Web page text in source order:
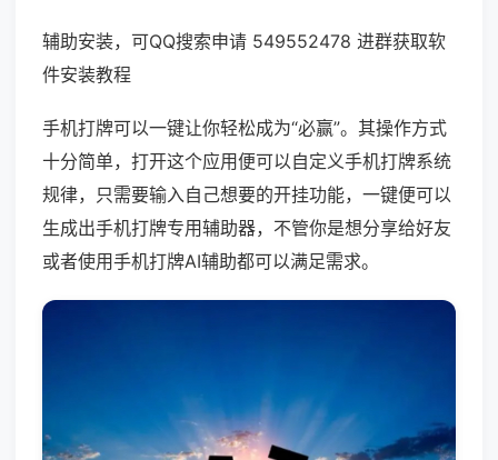
辅助安装，可QQ搜索申请 549552478 进群获取软
件安装教程
手机打牌可以一键让你轻松成为“必赢”。其操作方式
十分简单，打开这个应用便可以自定义手机打牌系统
规律，只需要输入自己想要的开挂功能，一键便可以
生成出手机打牌专用辅助器，不管你是想分享给好友
或者使用手机打牌AI辅助都可以满足需求。